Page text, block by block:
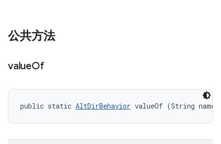
公共方法
valueOf
public static AltDirBehavior valueOf (String name)